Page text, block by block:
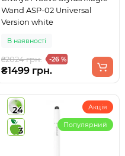
Wand ASP-02 Universal
Version white
В наявності
₴2024 грн. -26 %
₴1499 грн.
24
3
Акція
Популярний